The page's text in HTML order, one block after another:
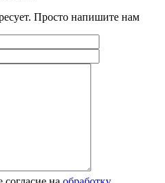
Просто напишите нам